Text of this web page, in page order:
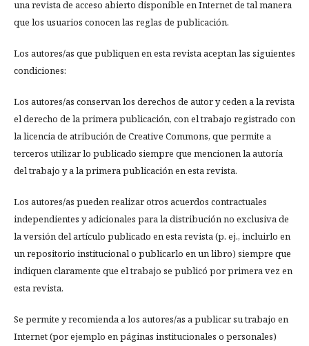
una revista de acceso abierto disponible en Internet de tal manera
que los usuarios conocen las reglas de publicación.
Los autores/as que publiquen en esta revista aceptan las siguientes
condiciones:
Los autores/as conservan los derechos de autor y ceden a la revista
el derecho de la primera publicación, con el trabajo registrado con
la licencia de atribución de Creative Commons, que permite a
terceros utilizar lo publicado siempre que mencionen la autoría
del trabajo y a la primera publicación en esta revista.
Los autores/as pueden realizar otros acuerdos contractuales
independientes y adicionales para la distribución no exclusiva de
la versión del artículo publicado en esta revista (p. ej., incluirlo en
un repositorio institucional o publicarlo en un libro) siempre que
indiquen claramente que el trabajo se publicó por primera vez en
esta revista.
Se permite y recomienda a los autores/as a publicar su trabajo en
Internet (por ejemplo en páginas institucionales o personales)